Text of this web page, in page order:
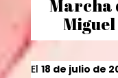
Marcha
El 18 de julio de